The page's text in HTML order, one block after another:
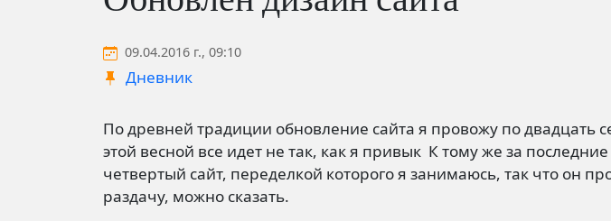
09.04.2016 г., 09:10
Дневник
По древней традиции обновление сайта я провожу по двадцать
этой весной все идет не так, как я привык К тому же за
четвертый сайт, переделкой которого я занимаюсь, так что он
раздачу, можно сказать.